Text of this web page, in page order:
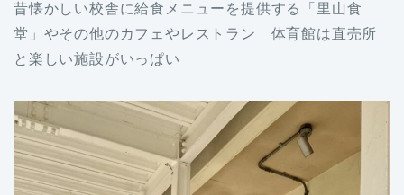
昔懐かしい校舎に給食メニューを提供する「里山食
堂」やその他のカフェやレストラン 体育館は直売所
と楽しい施設がいっぱい